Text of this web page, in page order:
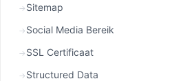
Sitemap
Social Media Bereik
SSL Certificaat
Structured Data